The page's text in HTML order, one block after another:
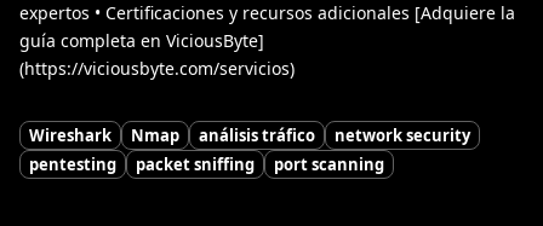
expertos • Certificaciones y recursos adicionales [Adquiere la
guía completa en ViciousByte]
(https://viciousbyte.com/servicios)
Wireshark Nmap análisis tráfico
network security
pentesting
packet sniffing port scanning